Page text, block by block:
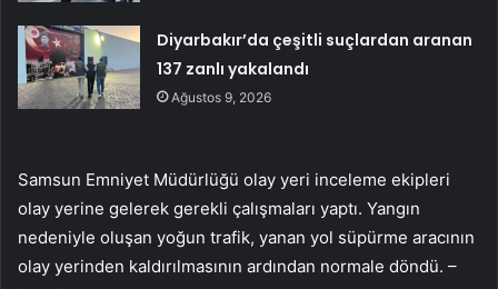
Diyarbakır’da çeşitli suçlardan aranan
137 zanlı yakalandı
Ağustos 9, 2026
Samsun Emniyet Müdürlüğü olay yeri inceleme ekipleri
olay yerine gelerek gerekli çalışmaları yaptı. Yangın
nedeniyle oluşan yoğun trafik, yanan yol süpürme aracının
olay yerinden kaldırılmasının ardından normale döndü. –